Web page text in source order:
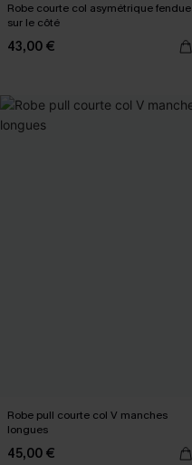
Robe courte col asymétrique fendue
sur le côté
43,00 €
Robe pull courte col V manches
longues
45,00 €